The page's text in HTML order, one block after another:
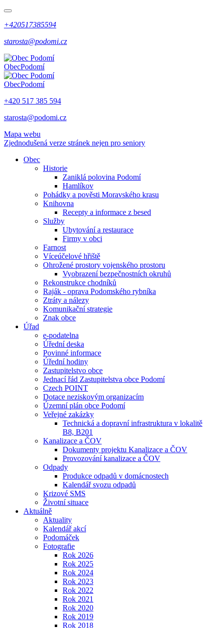
+420517385594
starosta@podomi.cz
ObecPodomí
ObecPodomí
+420 517 385 594
starosta@podomi.cz
Mapa webu
Zjednodušená verze stránek nejen pro seniory
Obec
Historie
Zaniklá polovina Podomí
Hamlíkov
Pohádky a pověsti Moravského krasu
Knihovna
Recepty a informace z besed
Služby
Ubytování a restaurace
Firmy v obci
Farnost
Víceúčelové hřiště
Ohrožené prostory vojenského prostoru
Vyobrazení bezpečnostních okruhů
Rekonstrukce chodníků
Raják - oprava Podomského rybníka
Ztráty a nálezy
Komunikační strategie
Znak obce
Úřad
e-podatelna
Úřední deska
Povinné informace
Úřední hodiny
Zastupitelstvo obce
Jednací řád Zastupitelstva obce Podomí
Czech POINT
Dotace neziskovým organizacím
Územní plán obce Podomí
Veřejné zakázky
Technická a dopravní infrastruktura v lokalitě
B8, B201
Kanalizace a ČOV
Dokumenty projektu Kanalizace a ČOV
Provozování kanalizace a ČOV
Odpady
Produkce odpadů v domácnostech
Kalendář svozu odpadů
Krizové SMS
Životní situace
Aktuálně
Aktuality
Kalendář akcí
Podomáček
Fotografie
Rok 2026
Rok 2025
Rok 2024
Rok 2023
Rok 2022
Rok 2021
Rok 2020
Rok 2019
Rok 2018